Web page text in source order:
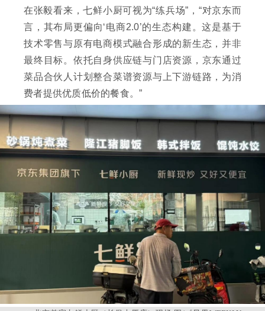
在张毅看来，七鲜小厨可视为“练兵场”，“对京东而
言，其布局更偏向‘电商2.0’的生态构建。这是基于
技术零售与原有电商模式融合形成的新生态，并非
最终目标。依托自身供应链与门店资源，京东通过
菜品合伙人计划整合菜谱资源与上下游链路，为消
费者提供优质低价的餐食。”